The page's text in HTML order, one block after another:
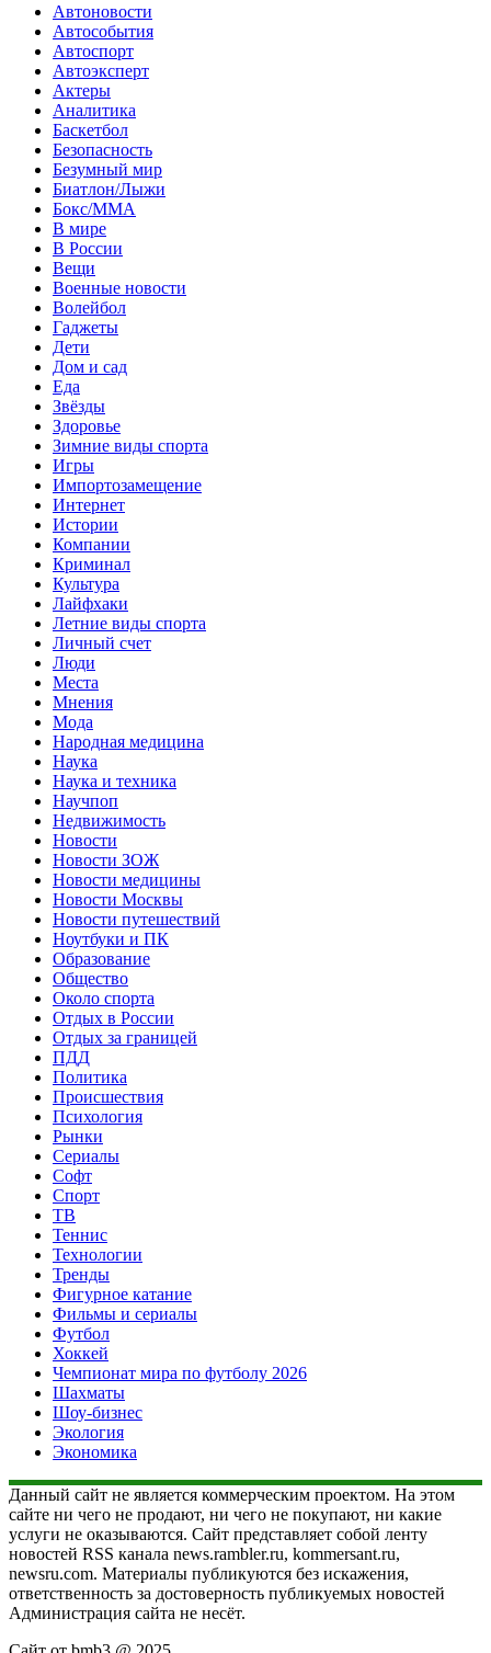
Автоновости
Автособытия
Автоспорт
Автоэксперт
Актеры
Аналитика
Баскетбол
Безопасность
Безумный мир
Биатлон/Лыжи
Бокс/MMA
В мире
В России
Вещи
Военные новости
Волейбол
Гаджеты
Дети
Дом и сад
Еда
Звёзды
Здоровье
Зимние виды спорта
Игры
Импортозамещение
Интернет
Истории
Компании
Криминал
Культура
Лайфхаки
Летние виды спорта
Личный счет
Люди
Места
Мнения
Мода
Народная медицина
Наука
Наука и техника
Научпоп
Недвижимость
Новости
Новости ЗОЖ
Новости медицины
Новости Москвы
Новости путешествий
Ноутбуки и ПК
Образование
Общество
Около спорта
Отдых в России
Отдых за границей
ПДД
Политика
Происшествия
Психология
Рынки
Сериалы
Софт
Спорт
ТВ
Теннис
Технологии
Тренды
Фигурное катание
Фильмы и сериалы
Футбол
Хоккей
Чемпионат мира по футболу 2026
Шахматы
Шоу-бизнес
Экология
Экономика
Данный сайт не является коммерческим проектом. На этом
сайте ни чего не продают, ни чего не покупают, ни какие
услуги не оказываются. Сайт представляет собой ленту
новостей RSS канала news.rambler.ru, kommersant.ru,
newsru.com. Материалы публикуются без искажения,
ответственность за достоверность публикуемых новостей
Администрация сайта не несёт.